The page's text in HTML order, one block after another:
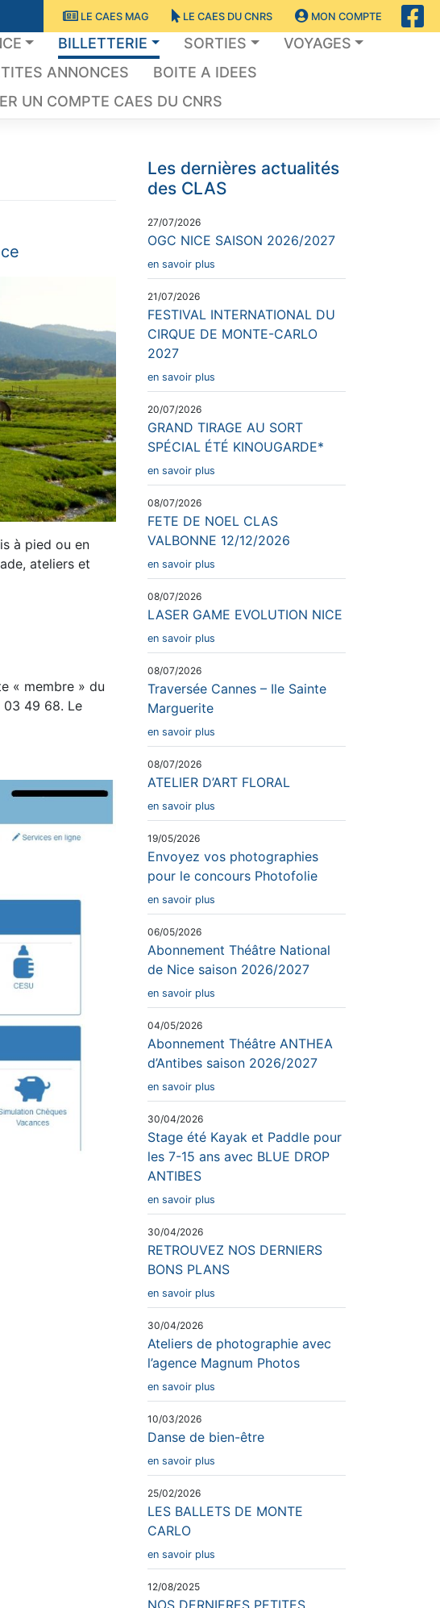
LE CAES MAG LE CAES DU CNRS MON COMPTE
BILLETTERIE SORTIES
VOYAGES
ANNONCES
BOITE A IDEES
UN COMPTE CAES DU CNRS
à pied ou en
ateliers et
« membre » du
03 49 68. Le
Les dernières actualités
des CLAS
27/07/2026
OGC NICE SAISON 2026/2027
en savoir plus
21/07/2026
FESTIVAL INTERNATIONAL DU
CIRQUE DE MONTE-CARLO
2027
en savoir plus
20/07/2026
GRAND TIRAGE AU SORT
SPÉCIAL ÉTÉ KINOUGARDE*
en savoir plus
08/07/2026
FETE DE NOEL CLAS
VALBONNE 12/12/2026
en savoir plus
08/07/2026
LASER GAME EVOLUTION NICE
en savoir plus
08/07/2026
Traversée Cannes – Ile Sainte
Marguerite
en savoir plus
08/07/2026
ATELIER D’ART FLORAL
en savoir plus
19/05/2026
Envoyez vos photographies
pour le concours Photofolie
en savoir plus
06/05/2026
Abonnement Théâtre National
de Nice saison 2026/2027
en savoir plus
04/05/2026
Abonnement Théâtre ANTHEA
d’Antibes saison 2026/2027
en savoir plus
30/04/2026
Stage été Kayak et Paddle pour
les 7-15 ans avec BLUE DROP
ANTIBES
en savoir plus
30/04/2026
RETROUVEZ NOS DERNIERS
BONS PLANS
en savoir plus
30/04/2026
Ateliers de photographie avec
l’agence Magnum Photos
en savoir plus
10/03/2026
Danse de bien-être
en savoir plus
25/02/2026
LES BALLETS DE MONTE
CARLO
en savoir plus
12/08/2025
NOS DERNIERES PETITES